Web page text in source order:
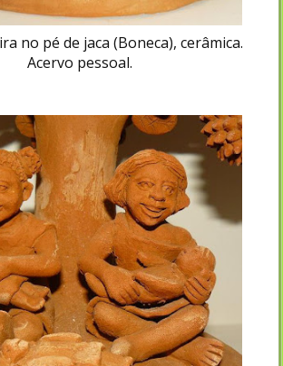
no pé de jaca (Boneca), cerâmica.
Acervo pessoal.